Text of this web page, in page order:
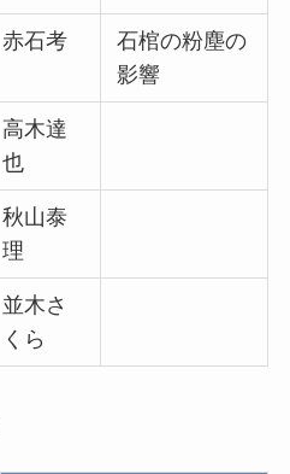
赤石考
石棺の粉塵の
影響
高木達
也
秋山泰
理
並木さ
くら